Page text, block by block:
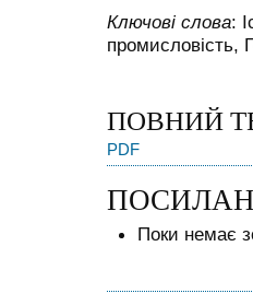
Ключові слова:
промисловість,
ПОВНИЙ
PDF
Поки немає